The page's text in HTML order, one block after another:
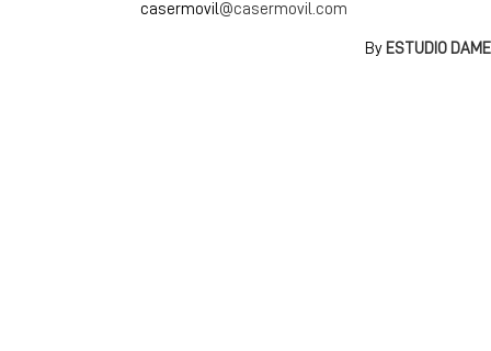
casermovil@casermovil.com
By ESTUDIO DAME